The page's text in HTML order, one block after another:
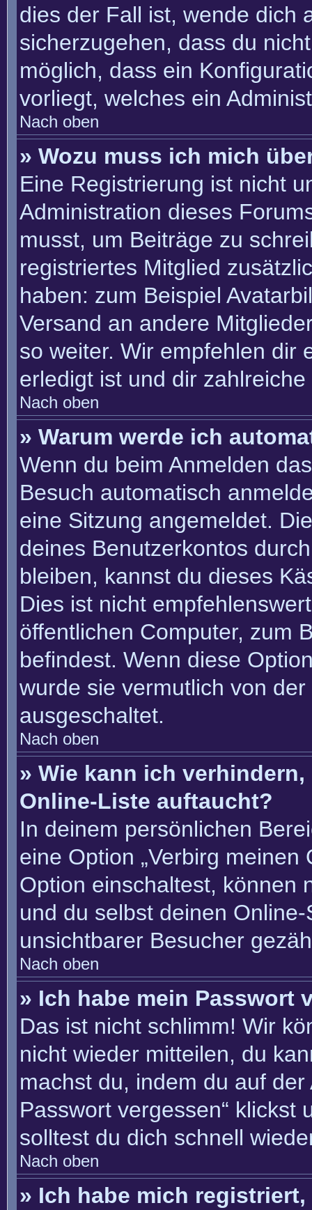
dies der Fall ist, wende dich
sicherzugehen, dass du
möglich, dass ein
vorliegt, welches ein
Nach oben
» Wozu muss ich mich
Eine Registrierung ist nicht
Administration dieses
musst, um Beiträge zu
registriertes Mitglied
haben: zum Beispiel
Versand an andere
so weiter. Wir empfehlen dir
erledigt ist und dir
Nach oben
» Warum werde ich
Wenn du beim Anmelden
Besuch automatisch
eine Sitzung angemeldet.
deines Benutzerkontos
bleiben, kannst du dieses
Dies ist nicht
öffentlichen Computer, zum
befindest. Wenn diese
wurde sie vermutlich von
ausgeschaltet.
Nach oben
» Wie kann ich
Online-Liste auftaucht?
In deinem persönlichen
eine Option „Verbirg meinen
Option einschaltest, können
und du selbst deinen
unsichtbarer Besucher
Nach oben
» Ich habe mein Passwort
Das ist nicht schlimm! Wir
nicht wieder mitteilen, du
machst du, indem du auf
Passwort vergessen“ klickst
solltest du dich schnell
Nach oben
» Ich habe mich